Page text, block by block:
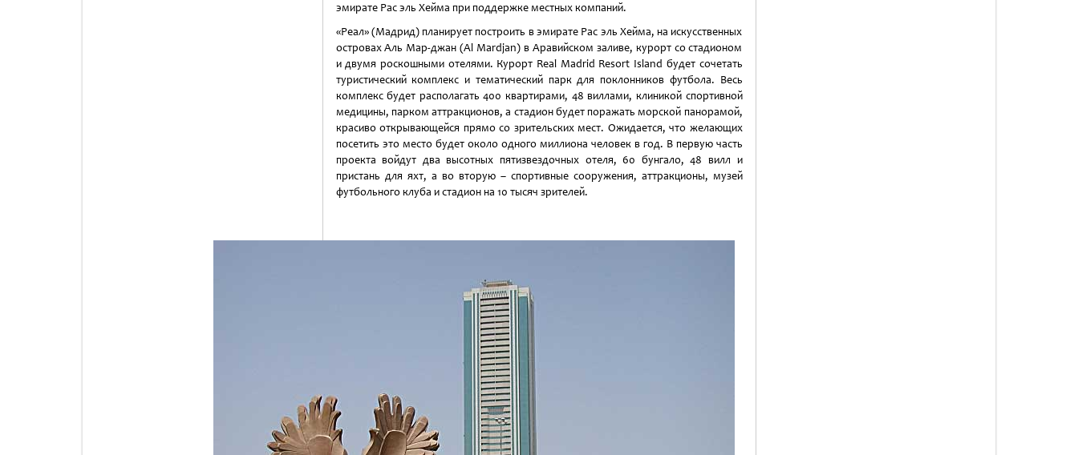
эмирате Рас эль Хейма при поддержке местных компаний.
«Реал» (Мадрид) планирует построить в эмирате Рас эль Хейма, на искусственных
островах Аль Мар-джан (Al Mardjan) в Аравийском заливе, курорт со стадионом
и двумя роскошными отелями. Курорт Real Madrid Resort Island будет сочетать
туристический комплекс и тематический парк для поклонников футбола. Весь
комплекс будет располагать 400 квартирами, 48 виллами, клиникой спортивной
медицины, парком аттракционов, а стадион будет поражать морской панорамой,
красиво открывающейся прямо со зрительских мест. Ожидается, что желающих
посетить это место будет около одного миллиона человек в год. В первую часть
проекта войдут два высотных пятизвездочных отеля, 60 бунгало, 48 вилл и
пристань для яхт, а во вторую – спортивные сооружения, аттракционы, музей
футбольного клуба и стадион на 10 тысяч зрителей.